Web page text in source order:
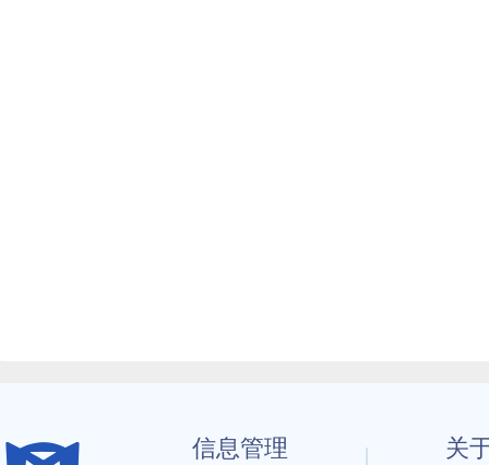
信息管理 关